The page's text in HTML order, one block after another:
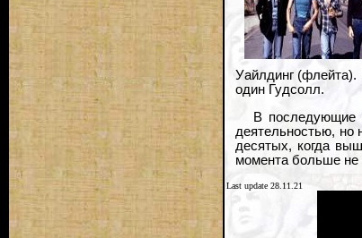
Уайлдинг (флейта).
один Гудсолл.
В последующие
деятельностью, но
десятых, когда
момента больше не
Last update 28.11.21